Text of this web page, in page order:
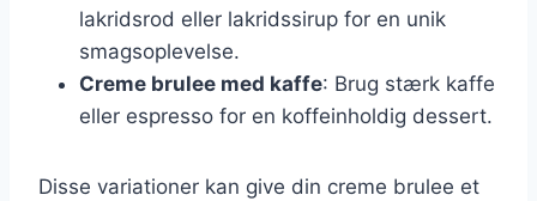
lakridsrod eller lakridssirup for en unik
smagsoplevelse.
Creme brulee med kaffe: Brug stærk kaffe
eller espresso for en koffeinholdig dessert.
Disse variationer kan give din creme brulee et